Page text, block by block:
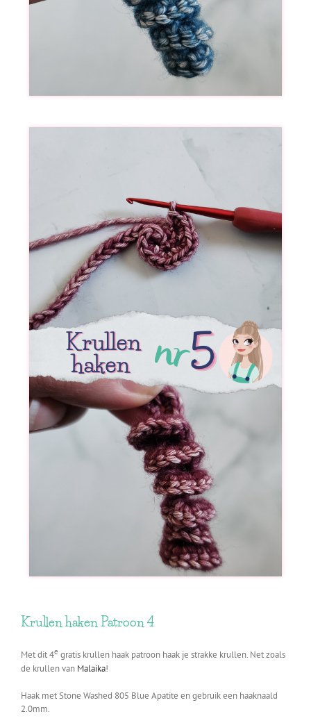
Krullen haken Patroon 4
Met dit 4e gratis krullen haak patroon haak je strakke krullen. Net zoals
de krullen van Malaika!
Haak met Stone Washed 805 Blue Apatite en gebruik een haaknaald
2.0mm.